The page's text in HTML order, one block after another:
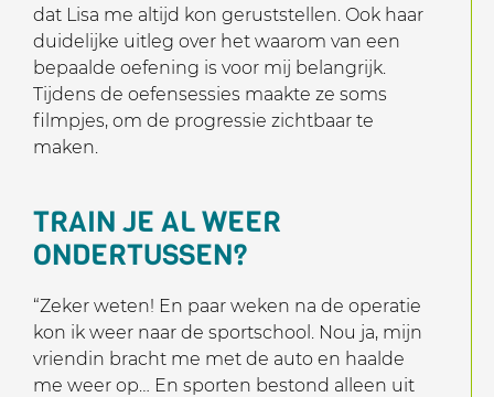
dat Lisa me altijd kon geruststellen. Ook haar
duidelijke uitleg over het waarom van een
bepaalde oefening is voor mij belangrijk.
Tijdens de oefensessies maakte ze soms
filmpjes, om de progressie zichtbaar te
maken.
TRAIN JE AL WEER
ONDERTUSSEN?
“Zeker weten! En paar weken na de operatie
kon ik weer naar de sportschool. Nou ja, mijn
vriendin bracht me met de auto en haalde
me weer op… En sporten bestond alleen uit